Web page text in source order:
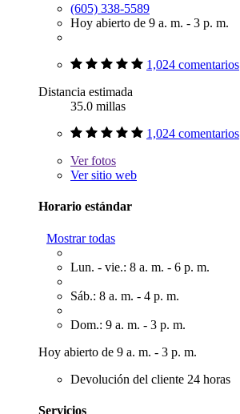
(605) 338-5589
Hoy abierto de 9 a. m. - 3 p. m.
1,024 comentarios
Distancia estimada
35.0 millas
1,024 comentarios
Verfotos
Ver sitio web
Horario estándar
Mostrar todas
Lun. - vie.: 8 a. m. - 6 p. m.
Sáb.: 8 a. m. - 4 p. m.
Dom.: 9 a. m. - 3 p. m.
Hoy abierto de 9 a. m. - 3 p. m.
Devolución del cliente 24 horas
Servicios